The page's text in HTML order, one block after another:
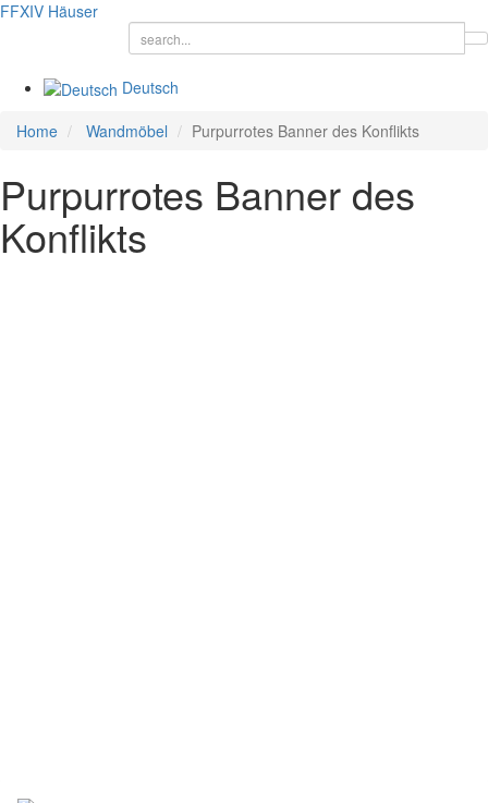
FFXIV Häuser
Deutsch
Home Wandmöbel Purpurrotes Banner des Konflikts
Purpurrotes Banner des
Konflikts